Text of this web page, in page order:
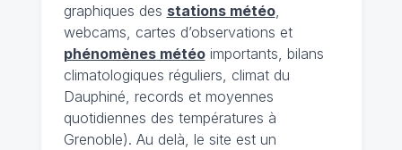
graphiques des stations météo,
webcams, cartes d’observations et
phénomènes météoimportants, bilans
climatologiques réguliers, climat du
Dauphiné, records et moyennes
quotidiennes des températures à
Grenoble). Au delà, le site est un